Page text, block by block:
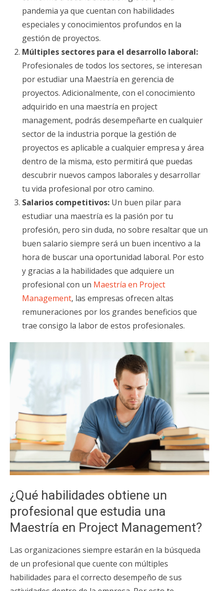
pandemia ya que cuentan con habilidades
especiales y conocimientos profundos en la
gestión de proyectos.
Múltiples sectores para el desarrollo laboral:
Profesionales de todos los sectores, se interesan
por estudiar una Maestría en gerencia de
proyectos. Adicionalmente, con el conocimiento
adquirido en una maestría en project
management, podrás desempeñarte en cualquier
sector de la industria porque la gestión de
proyectos es aplicable a cualquier empresa y área
dentro de la misma, esto permitirá que puedas
descubrir nuevos campos laborales y desarrollar
tu vida profesional por otro camino.
Salarios competitivos: Un buen pilar para
estudiar una maestría es la pasión por tu
profesión, pero sin duda, no sobre resaltar que un
buen salario siempre será un buen incentivo a la
hora de buscar una oportunidad laboral. Por esto
y gracias a la habilidades que adquiere un
profesional con un Maestría en Project
Management, las empresas ofrecen altas
remuneraciones por los grandes beneficios que
trae consigo la labor de estos profesionales.
¿Qué habilidades obtiene un
profesional que estudia una
Maestría en Project Management?
Las organizaciones siempre estarán en la búsqueda
de un profesional que cuente con múltiples
habilidades para el correcto desempeño de sus